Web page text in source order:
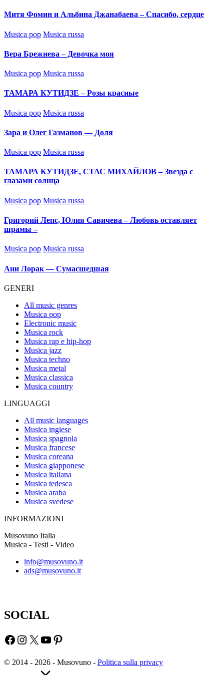
Митя Фомин и Альбина Джанабаева – Спасибо, сердце
Posted
Musica pop Musica russa
Вера Брежнева – Девочка моя
Posted
Musica pop Musica russa
ТАМАРА КУТИДЗЕ – Розы красные
Posted
Musica pop Musica russa
Зара и Олег Газманов — Доля
Posted
Musica pop Musica russa
ТАМАРА КУТИДЗЕ, СТАС МИХАЙЛОВ – Звезда с
глазами солнца
Posted
Musica pop Musica russa
Григорий Лепс, Юлия Савичева – Любовь оставляет
шрамы –
Posted
Musica pop Musica russa
Ани Лорак — Сумасшедшая
GENERI
All music genres
Musica pop
Electronic music
Musica rock
Musica rap e hip-hop
Musica jazz
Musica techno
Musica metal
Musica classica
Musica country
LINGUAGGI
All music languages
Musica inglese
Musica spagnola
Musica francese
Musica coreana
Musica giapponese
Musica italiana
Musica tedesca
Musica araba
Musica svedese
INFORMAZIONI
Musovuno Italia
Musica - Testi - Video
info@musovuno.it
ads@musovuno.it
SOCIAL
Facebook
Instagram
X YouTube
Pinterest
© 2014 - 2026 - Musovuno - Politica sulla privacy